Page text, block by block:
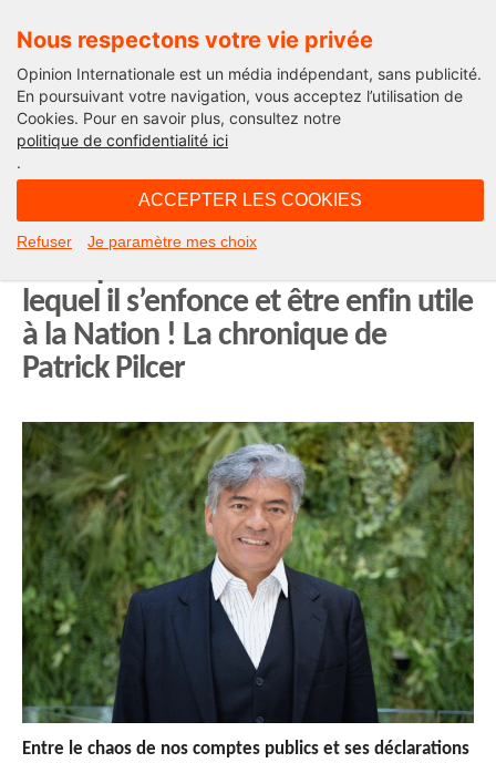
Nous respectons votre vie privée
Opinion Internationale est un média indépendant, sans publicité.
En poursuivant votre navigation, vous acceptez l’utilisation de
Cookies. Pour en savoir plus, consultez notre
politique de confidentialité ici
.
ACCEPTER LES COOKIES
Refuser Je paramètre mes choix
La chronique de Patrick Pilcer
Le président Macron peut encore
lequel il s’enfonce et être enfin utile
à la Nation ! La chronique de
Patrick Pilcer
Entre le chaos de nos comptes publics et ses déclarations